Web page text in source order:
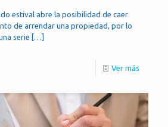
estival abre la posibilidad de caer
de arrendar una propiedad, por lo
serie […]
Ver más